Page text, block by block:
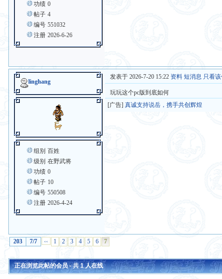
功绩 0
帖子 4
编号 551032
注册 2026-6-26
linghang
组别 百姓
级别 在野武将
功绩 0
帖子 10
编号 550508
注册 2026-4-24
发表于 2026-7-20 15:22 资料 短消息 只看
玩玩这个pc版到底如何
[广告]真诚支持说岳，携手共创辉煌
203 7/7 ‹‹ 1 2 3 4 5 6 7
正在浏览此帖的会员 - 共1人在线